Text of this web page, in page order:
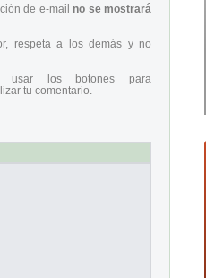
de e-mail no se mostrará
respeta a los demás y no
usar los botones para
tu comentario.